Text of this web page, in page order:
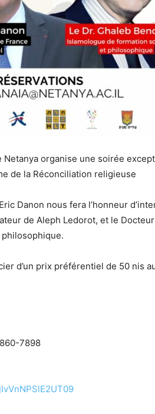
organise une soirée
de la Réconciliation religieuse
Danon nous fera l’honneur
de Aleph Ledorot, et le
d’un prix préférentiel de 50 nis
7898